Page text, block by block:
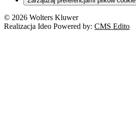
© 2026 Wolters Kluwer
Realizacja Ideo Powered by: CMS Edito